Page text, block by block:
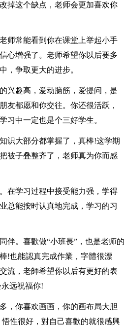
掉这个缺点，老师会更加喜欢你
师常能看到你在课堂上举起小手
心增强了。老师希望你以后要多
，争取更大的进步。
兴趣高，爱动脑筋，爱提问，是
友都愿和你交往。你还很活跃，
习中一定也是个三好学生。
识大部分都掌握了，真棒!这学期
被子叠整齐了，老师真为你而感
在学习过程中接受能力强，学得
总能按时认真地完成，学习的习
伴。喜歡做“小班長”，也是老师的
!也能認真完成作業，字體很漂
流，老師希望你以后有更好的表
远祝福你!
，你喜欢画画，你的画布局大胆
性很好，對自己喜歡的就很感興